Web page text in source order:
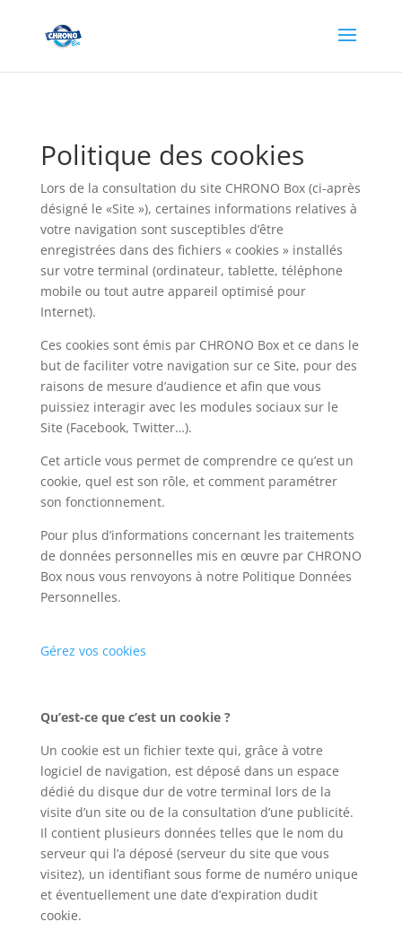
Politique des cookies
Lors de la consultation du site CHRONO Box (ci-après
désigné le «Site »), certaines informations relatives à
votre navigation sont susceptibles d’être
enregistrées dans des fichiers « cookies » installés
sur votre terminal (ordinateur, tablette, téléphone
mobile ou tout autre appareil optimisé pour
Internet).
Ces cookies sont émis par CHRONO Box et ce dans le
but de faciliter votre navigation sur ce Site, pour des
raisons de mesure d’audience et afin que vous
puissiez interagir avec les modules sociaux sur le
Site (Facebook, Twitter…).
Cet article vous permet de comprendre ce qu’est un
cookie, quel est son rôle, et comment paramétrer
son fonctionnement.
Pour plus d’informations concernant les traitements
de données personnelles mis en œuvre par CHRONO
Box nous vous renvoyons à notre Politique Données
Personnelles.
Gérez vos cookies
Qu’est-ce que c’est un cookie ?
Un cookie est un fichier texte qui, grâce à votre
logiciel de navigation, est déposé dans un espace
dédié du disque dur de votre terminal lors de la
visite d’un site ou de la consultation d’une publicité.
Il contient plusieurs données telles que le nom du
serveur qui l’a déposé (serveur du site que vous
visitez), un identifiant sous forme de numéro unique
et éventuellement une date d’expiration dudit
cookie.